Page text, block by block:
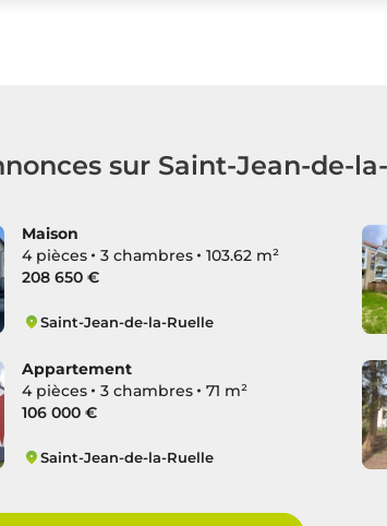
sur Saint-Jean-de-
Maison
4 pièces
3 chambres
103.62 m²
208 650 €
Saint-Jean-de-la-Ruelle
Appartement
4 pièces
3 chambres
71 m²
106 000 €
Saint-Jean-de-la-Ruelle